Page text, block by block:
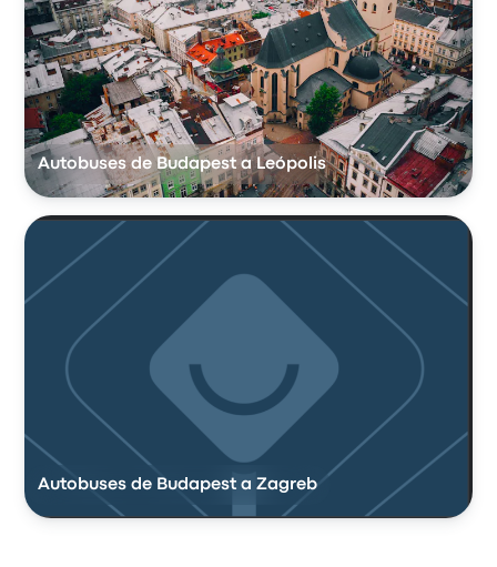
Autobuses de Budapest a Leópolis
Autobuses de Budapest a Zagreb